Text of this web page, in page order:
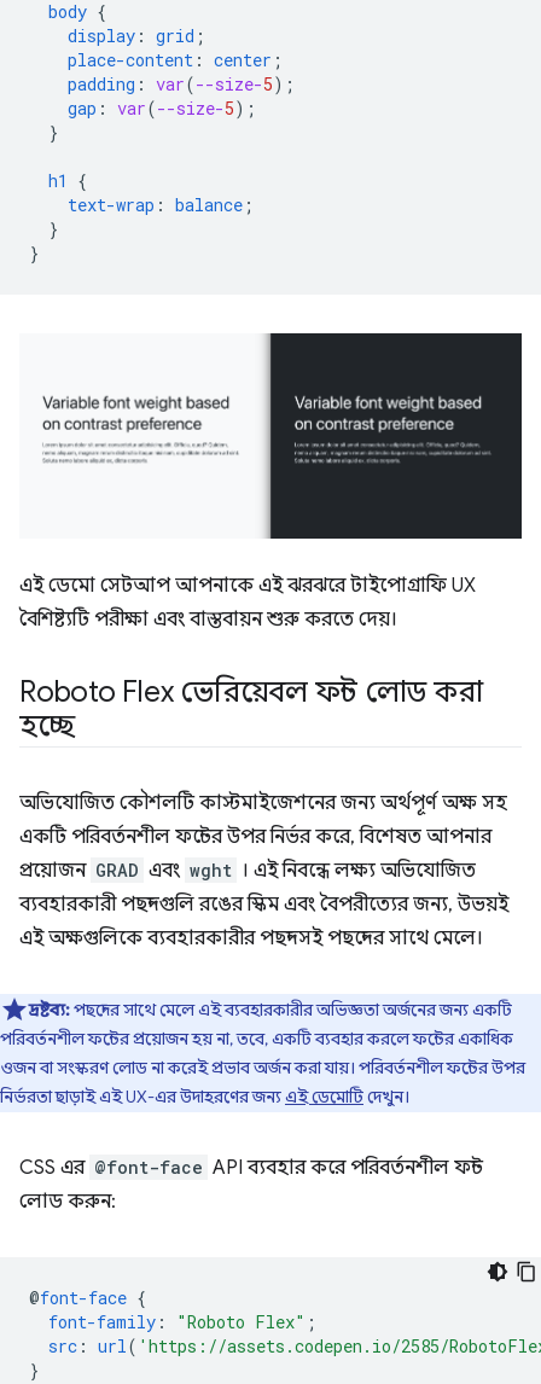
body {
display : grid ;
place-content : center ;
padding : var(--size-5);
gap : var(--size-5);
}
h1
{
text-wrap : balance ;
}
}
এই ডেমো সেটআপ আপনাকে এই ঝরঝরে টাইপোগ্রাফি UX
বৈশিষ্ট্যটি পরীক্ষা এবং বাস্তবায়ন শুরু করতে দেয়।
Roboto Flex ভেরিয়েবল ফন্ট লোড করা
হচ্ছে
অভিযোজিত কৌশলটি কাস্টমাইজেশনের জন্য অর্থপূর্ণ অক্ষ সহ
একটি পরিবর্তনশীল ফন্টের উপর নির্ভর করে, বিশেষত আপনার
প্রয়োজন GRAD এবং wght । এই নিবন্ধে লক্ষ্য অভিযোজিত
ব্যবহারকারী পছন্দগুলি রঙের স্কিম এবং বৈপরীত্যের জন্য, উভয়ই
এই অক্ষগুলিকে ব্যবহারকারীর পছন্দসই পছন্দের সাথে মেলে।
দ্রষ্টব্য:পছন্দের সাথে মেলে এই ব্যবহারকারীর অভিজ্ঞতা অর্জনের জন্য একটি
পরিবর্তনশীল ফন্টের প্রয়োজন হয় না, তবে, একটি ব্যবহার করলে ফন্টের একাধিক
ওজন বা সংস্করণ লোড না করেই প্রভাব অর্জন করা যায়। পরিবর্তনশীল ফন্টের উপর
নির্ভরতা ছাড়াই এই UX-এর উদাহরণের জন্যএই ডেমোটিদেখুন।
CSS এর @font-face API ব্যবহার করে পরিবর্তনশীল ফন্ট
লোড করুন:
@font-face {
font-family : "Roboto Flex" ;
src : url( 'https://assets.codepen.io/2585/
}